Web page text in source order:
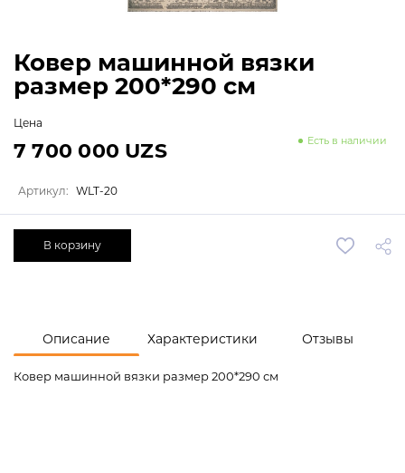
Описание Характеристики Отзывы
Ковер машинной вязки размер 200*290 см
Ковер машинной вязки
размер 200*290 см
Цена
Есть в наличии
7 700 000 UZS
Артикул: WLT-20
В корзину